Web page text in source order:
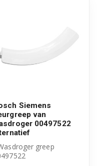
Siemens
van
00497522
greep